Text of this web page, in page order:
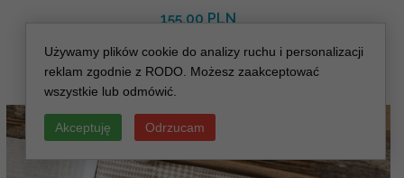
155.00 PLN
Używamy plików cookie do analizy ruchu i personalizacji
reklam zgodnie z RODO. Możesz zaakceptować
wszystkie lub odmówić.
Akceptuję Odrzucam